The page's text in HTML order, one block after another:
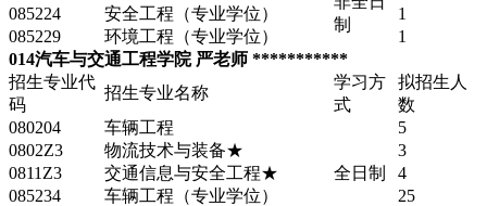
制
085224
安全工程（专业学位）
1
085229
环境工程（专业学位）
1
014汽车与交通工程学院 严老师 ***********
招生专业代
码
招生专业名称
学习方
式
拟招生人
数
080204
车辆工程
全日制
5
0802Z3
物流技术与装备★
3
0811Z3
交通信息与安全工程★
4
085234
车辆工程（专业学位）
25